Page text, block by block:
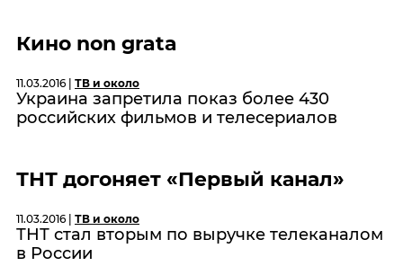
Кино non grata
11.03.2016 | ТВ и около
Украина запретила показ более 430
российских фильмов и телесериалов
ТНТ догоняет «Первый канал»
11.03.2016 | ТВ и около
ТНТ стал вторым по выручке телеканалом
в России